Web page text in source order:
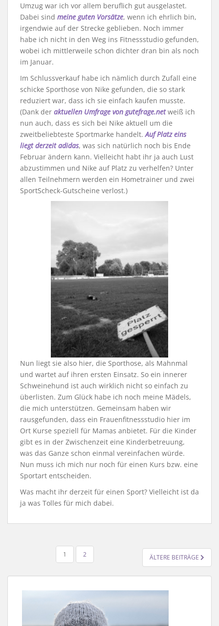
Umzug war ich vor allem beruflich gut ausgelastet.
Dabei sind meine guten Vorsätze, wenn ich ehrlich bin,
irgendwie auf der Strecke geblieben. Noch immer
habe ich nicht in den Weg ins Fitnessstudio gefunden,
wobei ich mittlerweile schon dichter dran bin als noch
im Januar.
Im Schlussverkauf habe ich nämlich durch Zufall eine
schicke Sporthose von Nike gefunden, die so stark
reduziert war, dass ich sie einfach kaufen musste.
(Dank der aktuellen Umfrage von gutefrage.netweiß ich
nun auch, dass es sich bei Nike aktuell um die
zweitbeliebteste Sportmarke handelt.Auf Platz eins
liegt derzeit adidas, was sich natürlich noch bis Ende
Februar ändern kann. Vielleicht habt ihr ja auch Lust
abzustimmen und Nike auf Platz zu verhelfen? Unter
allen Teilnehmern werden ein Hometrainer und zwei
SportScheck-Gutscheine verlost.)
Nun liegt sie also hier, die Sporthose, als Mahnmal
und wartet auf ihren ersten Einsatz. So ein innerer
Schweinehund ist auch wirklich nicht so einfach zu
überlisten. Zum Glück habe ich noch meine Mädels,
die mich unterstützen. Gemeinsam haben wir
rausgefunden, dass ein Frauenfitnessstudio hier im
Ort Kurse speziell für Mamas anbietet. Für die Kinder
gibt es in der Zwischenzeit eine Kinderbetreuung,
was das Ganze schon einmal vereinfachen würde.
Nun muss ich mich nur noch für einen Kurs bzw. eine
Sportart entscheiden.
Was macht ihr derzeit für einen Sport? Vielleicht ist da
ja was Tolles für mich dabei.
SEITENNUMMERIERUNG
BEITRÄGE
1 2 ÄLTERE BEITRÄGE